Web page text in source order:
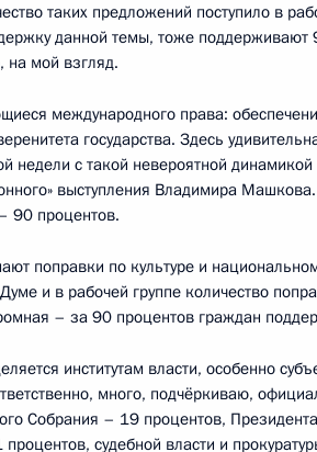
четверг
(интервью ТАСС)
ФСБ
среда
таких предложений поступило в
данной темы, тоже поддерживают
на мой взгляд.
международного права:
государства. Здесь
недели с такой невероятной
выступления Владимира
90 процентов.
поправки по культуре и
и в рабочей группе количество
– за 90 процентов граждан
институтам власти, особенно
много, подчёркиваю,
Собрания – 19 процентов,
судебной власти и